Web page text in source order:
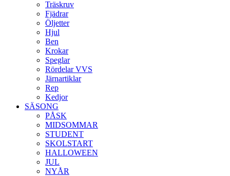
Träskruv
Fjädrar
Öljetter
Hjul
Ben
Krokar
Speglar
Rördelar VVS
Järnartiklar
Rep
Kedjor
SÄSONG
PÅSK
MIDSOMMAR
STUDENT
SKOLSTART
HALLOWEEN
JUL
NYÅR